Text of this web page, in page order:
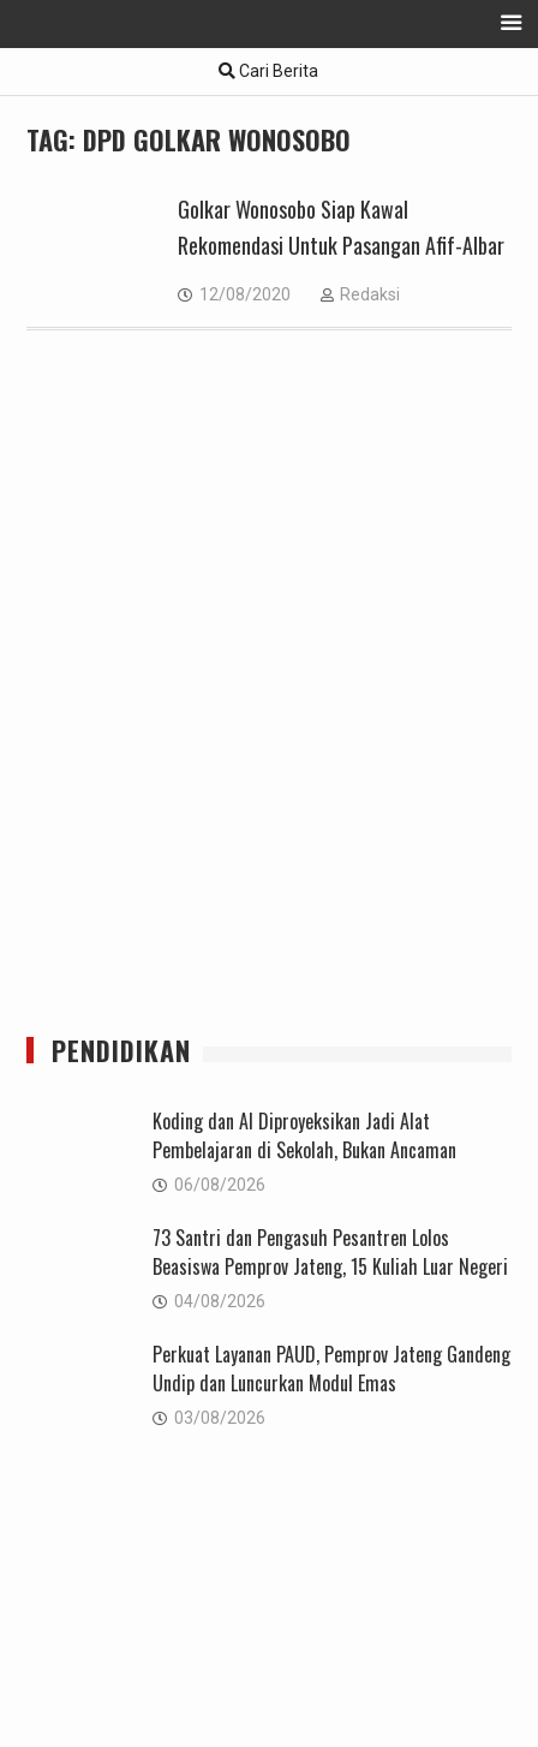
to
Cari Berita
TAG: DPD GOLKAR WONOSOBO
Golkar Wonosobo Siap Kawal
Rekomendasi Untuk Pasangan Afif-Albar
12/08/2020 Redaksi
PENDIDIKAN
Koding dan AI Diproyeksikan Jadi Alat
Pembelajaran di Sekolah, Bukan Ancaman
06/08/2026
73 Santri dan Pengasuh Pesantren Lolos
Beasiswa Pemprov Jateng, 15 Kuliah Luar Negeri
04/08/2026
Perkuat Layanan PAUD, Pemprov Jateng Gandeng
Undip dan Luncurkan Modul Emas
03/08/2026